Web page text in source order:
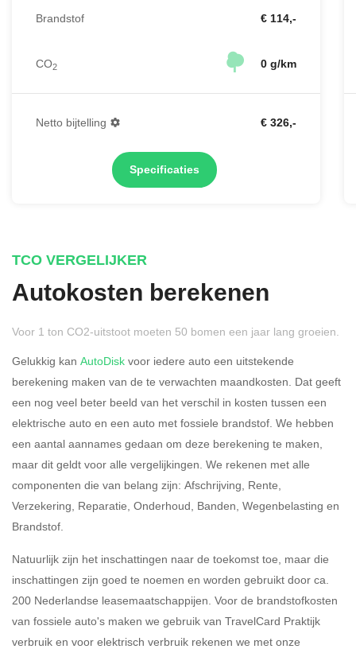
Brandstof € 114,-
CO2 0 g/km
Netto bijtelling € 326,-
Specificaties
Rijdt u meer dan 500
kilometer privé?
Ja Nee
Belastingspercentage
37,07% (Belastbaar tot €
69.399,- )
Eigen bijdrage
TCO VERGELIJKER
Autokosten berekenen
Voor 1 ton CO2-uitstoot moeten 50 bomen een jaar lang groeien.
Gelukkig kan AutoDisk voor iedere auto een uitstekende
berekening maken van de te verwachten maandkosten. Dat geeft
een nog veel beter beeld van het verschil in kosten tussen een
elektrische auto en een auto met fossiele brandstof. We hebben
een aantal aannames gedaan om deze berekening te maken,
maar dit geldt voor alle vergelijkingen. We rekenen met alle
componenten die van belang zijn: Afschrijving, Rente,
Verzekering, Reparatie, Onderhoud, Banden, Wegenbelasting en
Brandstof.
Natuurlijk zijn het inschattingen naar de toekomst toe, maar die
inschattingen zijn goed te noemen en worden gebruikt door ca.
200 Nederlandse leasemaatschappijen. Voor de brandstofkosten
van fossiele auto's maken we gebruik van TravelCard Praktijk
verbruik en voor elektrisch verbruik rekenen we met onze